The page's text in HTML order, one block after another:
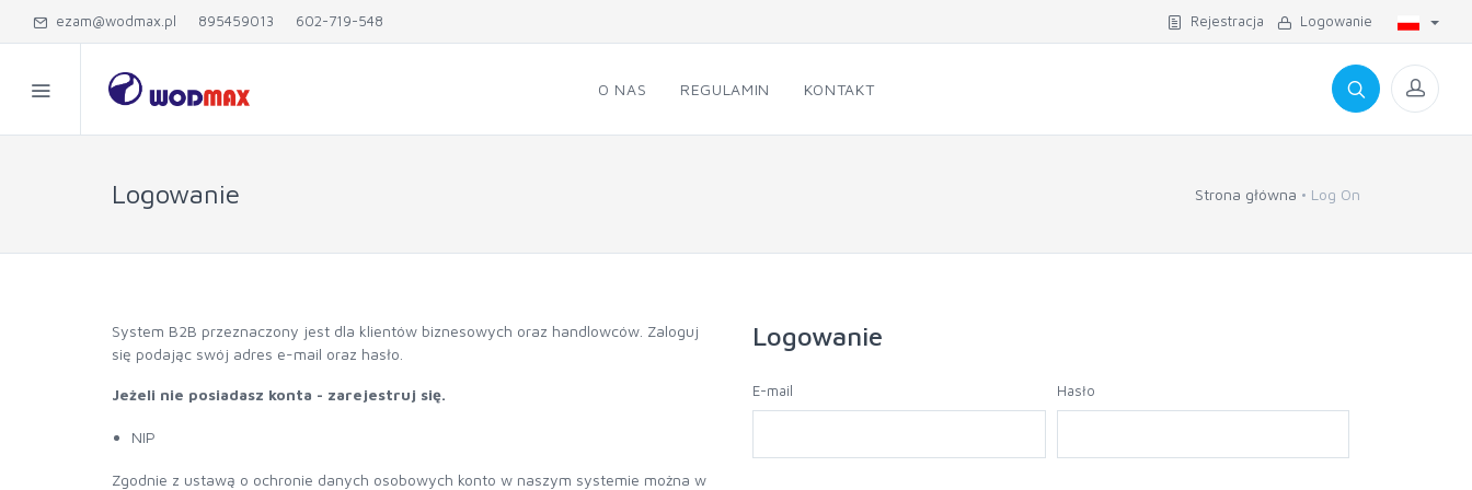
ezam@wodmax.pl 895459013 602-719-548 Rejestracja Logowanie
O NAS REGULAMIN KONTAKT
Logowanie Strona główna Log On
System B2B przeznaczony jest dla klientów biznesowych oraz handlowców. Zaloguj
się podając swój adres e-mail oraz hasło.
Jeżeli nie posiadasz konta - zarejestruj się.
NIP
Zgodnie z ustawą o ochronie danych osobowych konto w naszym systemie można w
Logowanie
E-mail Hasło